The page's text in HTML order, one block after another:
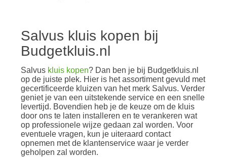
Salvus kluis kopen bij
Budgetkluis.nl
Salvus kluis kopen? Dan ben je bij Budgetkluis.nl
op de juiste plek. Hier is het assortiment gevuld met
gecertificeerde kluizen van het merk Salvus. Verder
geniet je van een uitstekende service en een snelle
levertijd. Bovendien heb je de keuze om de kluis
door ons te laten installeren en te verankeren wat
op professionele wijze gedaan zal worden. Voor
eventuele vragen, kun je uiteraard contact
opnemen met de klantenservice waar je verder
geholpen zal worden.